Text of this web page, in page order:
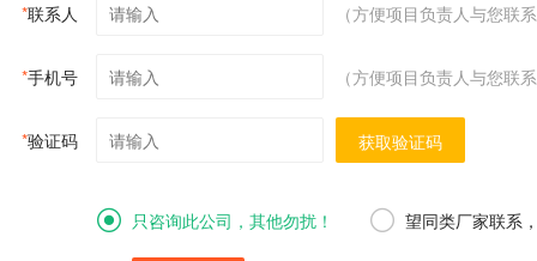
*联系人 （方便项目负责人与您联
*手机号 （方便项目负责人与您联
*验证码 获取验证码
只咨询此公司，其他勿扰！ 望同类厂家联系